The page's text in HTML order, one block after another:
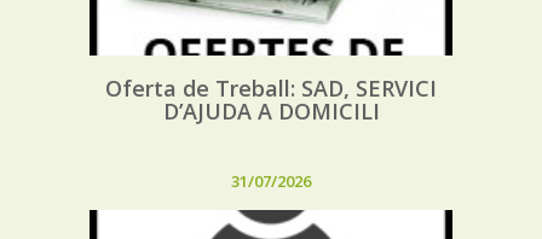
Oferta de Treball: SAD, SERVICI
D’AJUDA A DOMICILI
31/07/2026